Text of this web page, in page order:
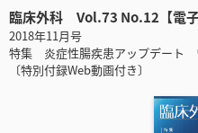
臨床外科 Vol.73 No.12【電子
2018年11月号
特集 炎症性腸疾患アップデート
〔特別付録Web動画付き〕